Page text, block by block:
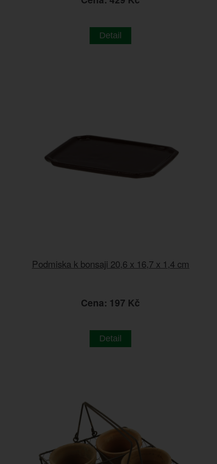
Detail
Podmiska k bonsaji 20,6 x 16,7 x 1,4 cm
Cena: 197 Kč
Detail